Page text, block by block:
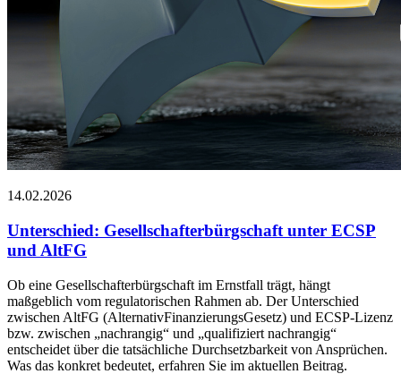
14.02.2026
Unterschied: Gesellschafterbürgschaft unter ECSP
und AltFG
Ob eine Gesellschafterbürgschaft im Ernstfall trägt, hängt
maßgeblich vom regulatorischen Rahmen ab. Der Unterschied
zwischen AltFG (AlternativFinanzierungsGesetz) und ECSP-Lizenz
bzw. zwischen „nachrangig“ und „qualifiziert nachrangig“
entscheidet über die tatsächliche Durchsetzbarkeit von Ansprüchen.
Was das konkret bedeutet, erfahren Sie im aktuellen Beitrag.